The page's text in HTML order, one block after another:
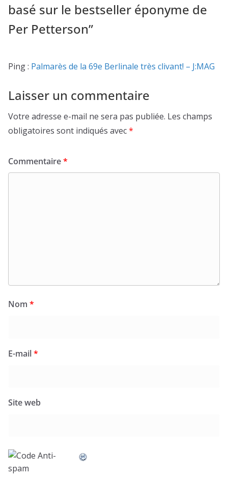
basé sur le bestseller éponyme de
Per Petterson”
Ping : Palmarès de la 69e Berlinale très clivant! – J:MAG
Laisser un commentaire
Votre adresse e-mail ne sera pas publiée. Les champs
obligatoires sont indiqués avec*
Commentaire*
Nom *
E-mail*
Site web